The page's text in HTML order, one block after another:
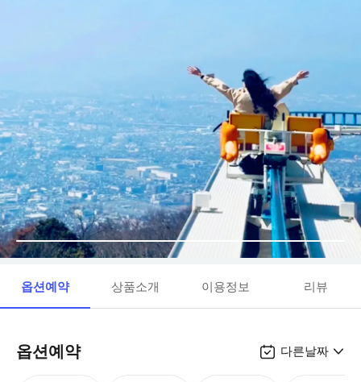
옵션예약 상품소개 이용정보 리뷰
옵션예약 다른날짜